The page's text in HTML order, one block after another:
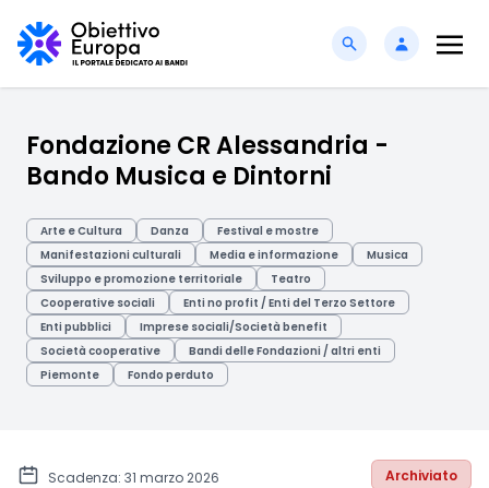
Fondazione CR Alessandria -
Bando Musica e Dintorni
Arte e Cultura Danza
Festival e mostre
Manifestazioni culturali
Media e informazione
Musica
Sviluppo e promozione territoriale
Teatro
Cooperative sociali
Enti no profit / Enti del Terzo Settore
Enti pubblici
Imprese sociali/Società benefit
Società cooperative
Bandi delle Fondazioni / altri enti
Piemonte
Fondo perduto
Scadenza: 31 marzo 2026 Archiviato